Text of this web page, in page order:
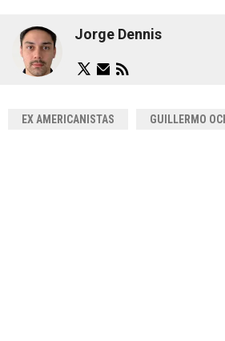
Jorge Dennis
EX AMERICANISTAS GUILLERMO